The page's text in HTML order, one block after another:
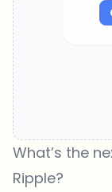
What’s the
Ripple?